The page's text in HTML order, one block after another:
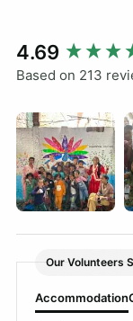
4.69
Based on 213
Our Volunteers
Accommodation
New content